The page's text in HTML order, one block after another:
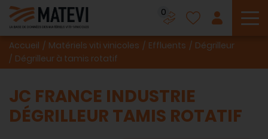
0
Accueil Matériels viti vinicoles Effluents
Dégrilleur
Dégrilleur à tamis rotatif
JC FRANCE INDUSTRIE
DÉGRILLEUR TAMIS ROTATIF